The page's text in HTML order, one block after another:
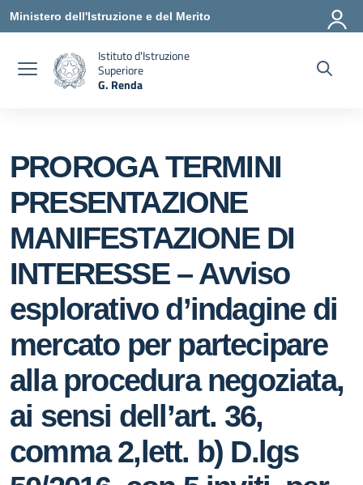
Vai ai contenuti
Vai al menu di navigazione
Vai al footer
Ministero dell'Istruzione e del Merito
Istituto d'Istruzione
Superiore
G. Renda
PROROGA TERMINI
PRESENTAZIONE
MANIFESTAZIONE DI
INTERESSE – Avviso
esplorativo d’indagine di
mercato per partecipare
alla procedura negoziata,
ai sensi dell’art. 36,
comma 2,lett. b) D.lgs